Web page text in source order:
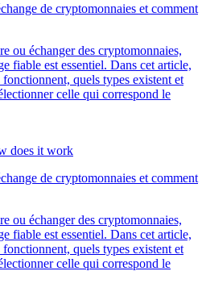
de cryptomonnaies et comment
ou échanger des cryptomonnaies,
fiable est essentiel. Dans cet article,
quels types existent et
celle qui correspond le
de cryptomonnaies et comment
ou échanger des cryptomonnaies,
fiable est essentiel. Dans cet article,
quels types existent et
celle qui correspond le